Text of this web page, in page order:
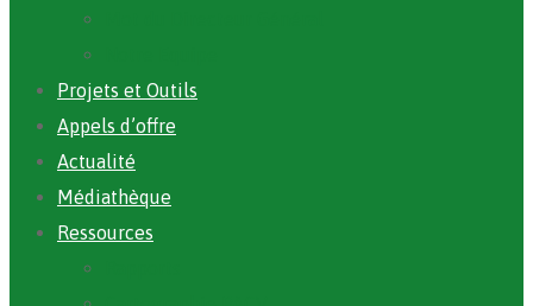
Projets et Outils
Appels d’offre
Actualité
Médiathèque
Ressources